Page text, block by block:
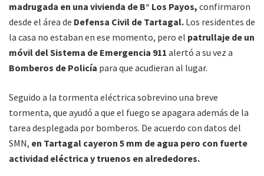
madrugada en una vivienda de B° Los Payos, confirmaron
desde el área de Defensa Civil de Tartagal. Los residentes de
la casa no estaban en ese momento, pero el patrullaje de un
móvil del Sistema de Emergencia 911 alertó a su vez a
Bomberos de Policía para que acudieran al lugar.
Seguido a la tormenta eléctrica sobrevino una breve
tormenta, que ayudó a que el fuego se apagara además de la
tarea desplegada por bomberos. De acuerdo con datos del
SMN, en Tartagal cayeron 5 mm de agua pero con fuerte
actividad eléctrica y truenos en alrededores.